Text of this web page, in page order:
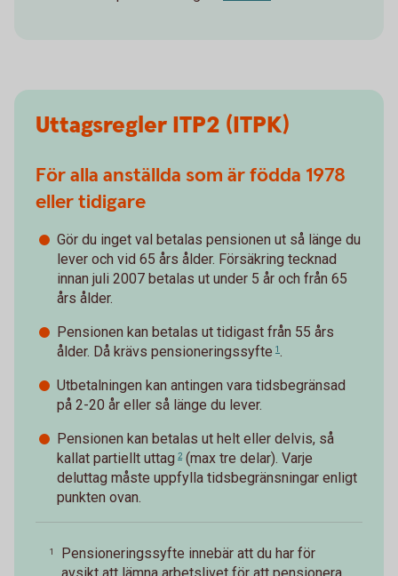
Uttagsregler ITP2 (ITPK)
För alla anställda som är födda 1978
eller tidigare
Gör du inget val betalas pensionen ut så länge du
lever och vid 65 års ålder. Försäkring tecknad
innan juli 2007 betalas ut under 5 år och från 65
års ålder.
Pensionen kan betalas ut tidigast från 55 års
ålder. Då krävs pensioneringssyfte 1.
Utbetalningen kan antingen vara tidsbegränsad
på 2-20 år eller så länge du lever.
Pensionen kan betalas ut helt eller delvis, så
kallat partiellt uttag 2(max tre delar). Varje
deluttag måste uppfylla tidsbegränsningar enligt
punkten ovan.
1
Pensioneringssyfte innebär att du har för